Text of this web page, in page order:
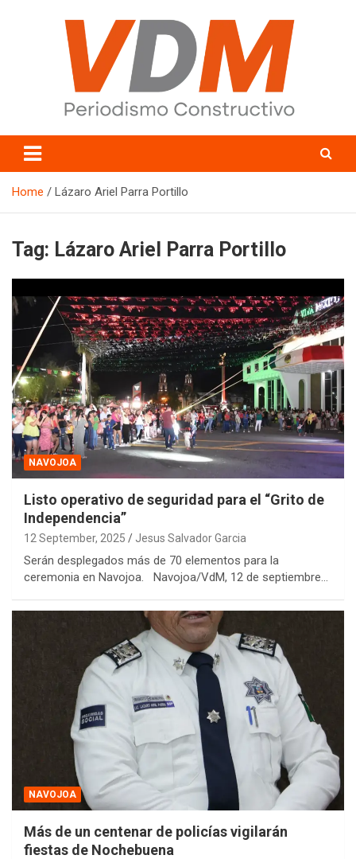
valledelmayo.com
Home Lázaro Ariel Parra Portillo
Tag: Lázaro Ariel Parra Portillo
NAVOJOA
Listo operativo de seguridad para el “Grito de
Independencia”
12 September, 2025 Jesus Salvador Garcia
Serán desplegados más de 70 elementos para la
ceremonia en Navojoa. Navojoa/VdM, 12 de septiembre…
NAVOJOA
Más de un centenar de policías vigilarán
fiestas de Nochebuena